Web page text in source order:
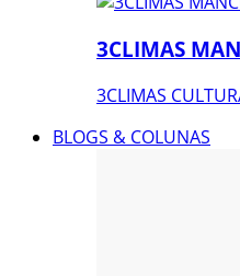
3CLIMAS
3CLIMAS
BLOGS & COLUNAS